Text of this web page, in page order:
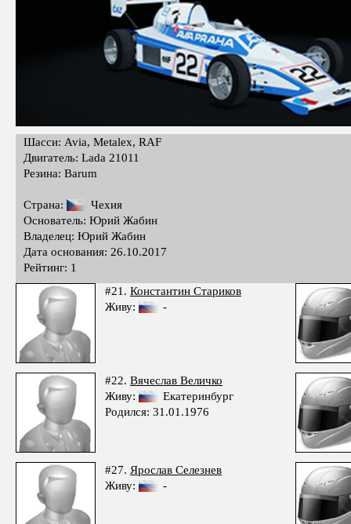
Шасси: Avia, Metalex, RAF
Двигатель: Lada 21011
Резина: Barum
Страна:
Чехия
Основатель: Юрий Жабин
Владелец: Юрий Жабин
Дата основания: 26.10.2017
Рейтинг: 1
#21. Константин Стариков
Живу:
-
#22. Вячеслав Величко
Живу:
Екатеринбург
Родился: 31.01.1976
#27. Ярослав Селезнев
Живу:
-